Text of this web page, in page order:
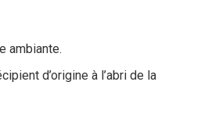
ambiante.
d’origine à l’abri de la